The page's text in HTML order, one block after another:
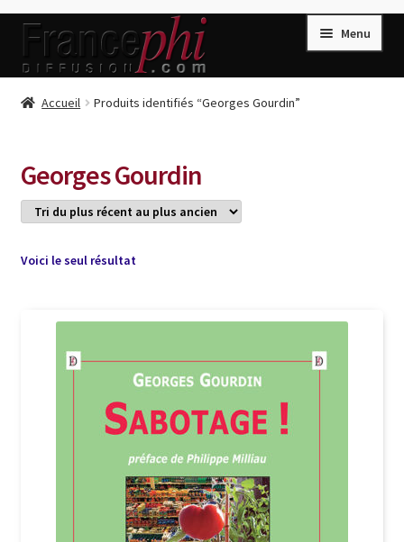
Aller
la
Aller
contenu
Menu
Accueil
Compte
Conditions de Vente
Connection
Listes d’Envies
Livres de Peter Randa
Livres de Philippe Randa
Login Customizer
Nous Contacter
Accueil Produits identifiés “Georges Gourdin”
Georges Gourdin
Voici le seul résultat